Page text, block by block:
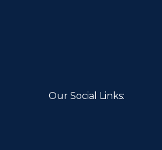
Our Social Links: